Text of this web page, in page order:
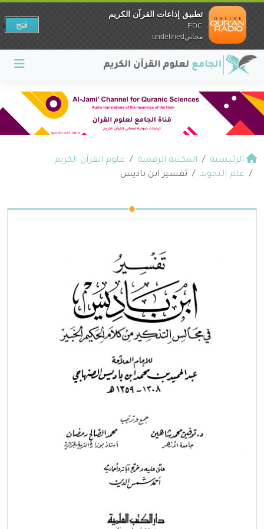
الرئيسية المكتبة الرقمية
علوم القرآن الكريم
علم التجويد
تفسير ابن باديس
تطبيق إذاعات القرآن الكريم
EDC
مجانيundefined
فتح